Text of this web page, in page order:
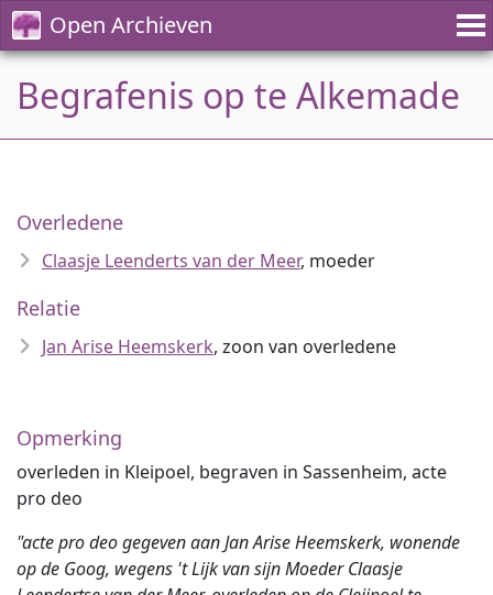
Open Archieven
Begrafenis op te Alkemade
Overledene
Claasje Leenderts van der Meer, moeder
Relatie
Jan Arise Heemskerk, zoon van overledene
Opmerking
overleden in Kleipoel, begraven in Sassenheim, acte
pro deo
"acte pro deo gegeven aan Jan Arise Heemskerk, wonende
op de Goog, wegens 't Lijk van sijn Moeder Claasje